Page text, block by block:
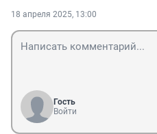
18 апреля 2025, 13:00
Гость
Войти